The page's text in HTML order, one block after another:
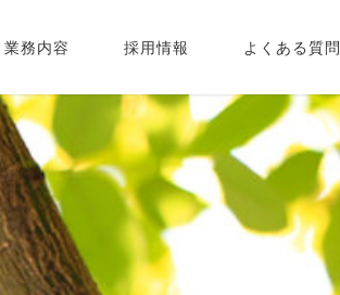
業務内容 採用情報 よくある質問